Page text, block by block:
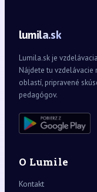
lumila.sk
Lumila.sk je
Nájdete tu vzdelávacie
oblastí, pripravené
pedagógov.
O Lumile
Kontakt